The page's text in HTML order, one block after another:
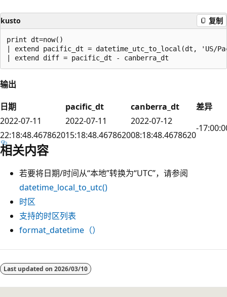
kusto 复制
print dt=now()
| extend pacific_dt = datetime_utc_to_local(dt, 'US/
输出
日期
pacific_dt canberra_dt
差异
2022-07-11
22:18:48.4678620
2022-07-11
15:18:48.4678620
2022-07-12
08:18:48.4678620
-
相关内容
若要将日期/时间从“本地”转换为“UTC”，请参阅
datetime_local_to_utc()
时区
支持的时区列表
format_datetime（）
阅
读Last updated on 2026/03/10